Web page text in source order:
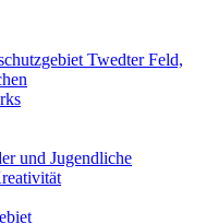
Twedter Feld,
und Jugendliche